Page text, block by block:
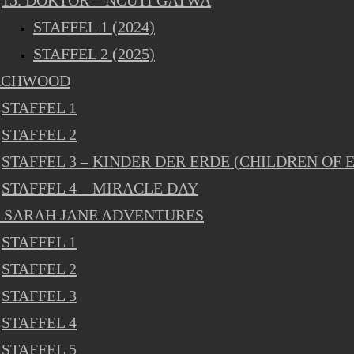
STAFFEL 1 (2024)
STAFFEL 2 (2025)
STAFFEL 1
STAFFEL 2
STAFFEL 3 – KINDER DER ERDE (CHILDREN OF
STAFFEL 4 – MIRACLE DAY
SARAH JANE ADVENTURES
STAFFEL 1
STAFFEL 2
STAFFEL 3
STAFFEL 4
STAFFEL 5